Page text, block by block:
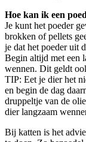
Hoe kan ik een
Je kunt het poeder
brokken of pellets
je dat het poeder uit
Begin altijd met een
wennen. Dit geldt
TIP: Eet je dier het
en begin de dag
druppeltje van de
dier langzaam
Bij katten is het